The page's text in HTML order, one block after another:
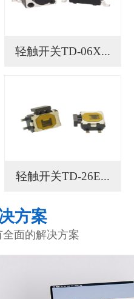
轻触开关TD-06X...
轻触开关TD-26E...
方案
全面的解决方案